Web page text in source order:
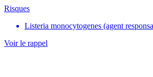
Risques
Listeria monocytogenes (agent
Voir le rappel